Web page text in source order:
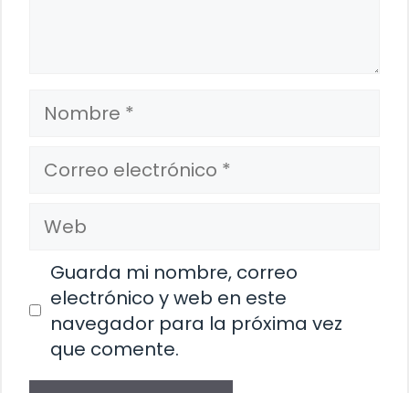
Nombre
Correo
electrónico
Web
Guarda mi nombre, correo
electrónico y web en este
navegador para la próxima vez
que comente.